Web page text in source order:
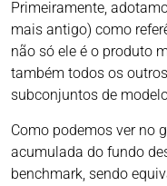
Primeiramente,
mais antigo) como
não só ele é o produto
também todos os
subconjuntos de
Como podemos ver no
acumulada do fundo
benchmark, sendo